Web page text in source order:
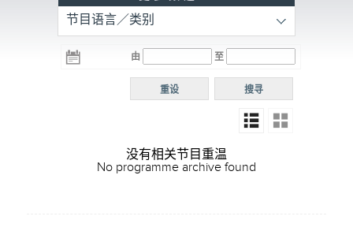
R3
电台 电台
R5
电台
普通
节目语言／类别
由 至
搜寻
重设
没有相关节目重温
No programme archive found